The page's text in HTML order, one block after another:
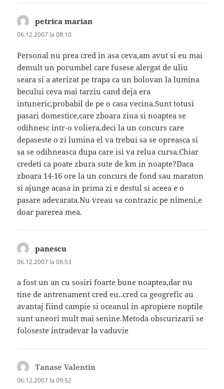
petrica marian
06.12.2007 la 08:10
Personal nu prea cred in asa ceva,am avut si eu mai
demult un porumbel care fusese alergat de uliu
seara si a aterizat pe trapa ca un bolovan la lumina
becului ceva mai tarziu cand deja era
intuneric,probabil de pe o casa vecina.Sunt totusi
pasari domestice,care zboara ziua si noaptea se
odihnesc intr-o voliera,deci la un concurs care
depaseste o zi lumina el va trebui sa se opreasca si
sa se odihneasca dupa care isi va relua cursa.Chiar
credeti ca poate zbura sute de km in noapte?Daca
zboara 14-16 ore la un concurs de fond sau maraton
si ajunge acasa in prima zi e destul si aceea e o
pasare adevarata.Nu vreau sa contrazic pe nimeni,e
doar parerea mea.
panescu
06.12.2007 la 08:53
a fost un an cu sosiri foarte bune noaptea,dar nu
tine de antrenament cred eu..cred ca geogrefic au
avantaj fiind campie si oceanul in apropiere noptile
sunt uneori mult mai senine.Metoda obscurizarii se
foloseste intradevar la vaduvie
Tanase Valentin
06.12.2007 la 09:52